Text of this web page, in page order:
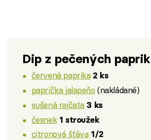
Dip z pečených paprik
červená paprika 2 ks
paprička jalapeňo (nakládané)
sušená rajčata 3 ks
česnek 1 stroužek
citronová šťáva 1/2